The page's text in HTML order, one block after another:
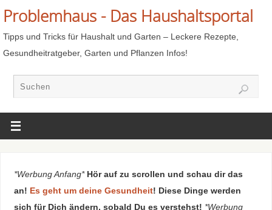
Problemhaus - Das Haushaltsportal
Tipps und Tricks für Haushalt und Garten – Leckere Rezepte,
Gesundheitratgeber, Garten und Pflanzen Infos!
*Werbung Anfang* Hör auf zu scrollen und schau dir das
an! Es geht um deine Gesundheit! Diese Dinge werden
sich für Dich ändern, sobald Du es verstehst! *Werbung